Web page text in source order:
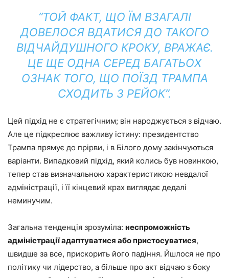
“ТОЙ ФАКТ, ЩО ЇМ ВЗАГАЛІ
ДОВЕЛОСЯ ВДАТИСЯ ДО ТАКОГО
ВІДЧАЙДУШНОГО КРОКУ, ВРАЖАЄ.
ЦЕ ЩЕ ОДНА СЕРЕД БАГАТЬОХ
ОЗНАК ТОГО, ЩО ПОЇЗД ТРАМПА
СХОДИТЬ З РЕЙОК”.
Цей підхід не є стратегічним; він народжується з відчаю.
Але це підкреслює важливу істину: президентство
Трампа прямує до прірви, і в Білого дому закінчуються
варіанти. Випадковий підхід, який колись був новинкою,
тепер став визначальною характеристикою невдалої
адміністрації, і її кінцевий крах виглядає дедалі
неминучим.
Загальна тенденція зрозуміла: неспроможність
адміністрації адаптуватися або пристосуватися,
швидше за все, прискорить його падіння. Йшлося не про
політику чи лідерство, а більше про акт відчаю з боку